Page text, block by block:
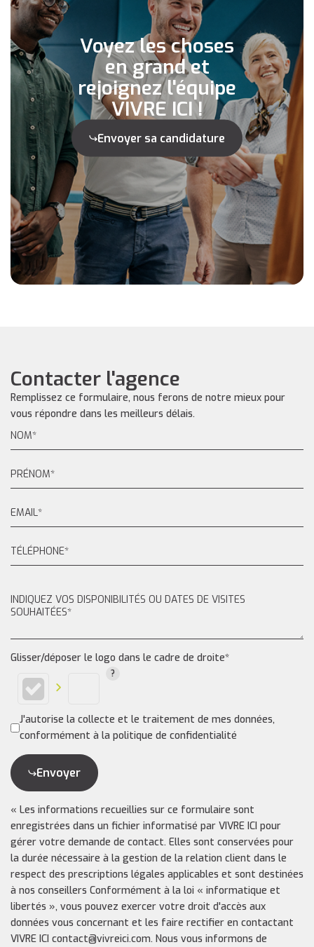
Voyez les choses
en grand et
rejoignez l'équipe
VIVRE ICI !
Envoyer sa candidature
Contacter l'agence
Remplissez ce formulaire, nous ferons de notre mieux pour
vous répondre dans les meilleurs délais.
Glisser/déposer le logo dans le cadre de droite*
J'autorise la collecte et le traitement de mes données,
conformément à la politique de confidentialité
Envoyer
« Les informations recueillies sur ce formulaire sont
enregistrées dans un fichier informatisé par VIVRE ICI pour
gérer votre demande de contact. Elles sont conservées pour
la durée nécessaire à la gestion de la relation client dans le
respect des prescriptions légales applicables et sont destinées
à nos conseillers Conformément à la loi « informatique et
libertés », vous pouvez exercer votre droit d'accès aux
données vous concernant et les faire rectifier en contactant
VIVRE ICI contact@vivreici.com. Nous vous informons de